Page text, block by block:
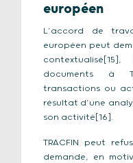
européen
L’accord de
européen peut
documents à
transactions ou
résultat d’une
son activité[16].
TRACFIN peut
demande, en